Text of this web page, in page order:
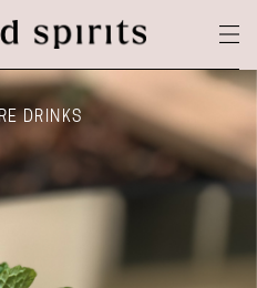
DRINKS